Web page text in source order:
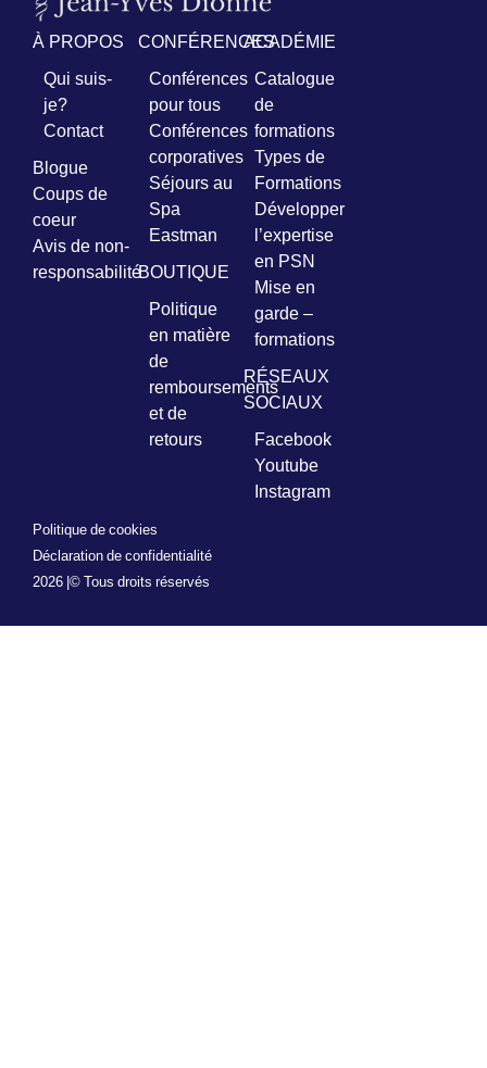
À PROPOS
Qui suis-
je?
Contact
Blogue
Coups de
coeur
Avis de non-
responsabilité
CONFÉRENCES
Conférences
pour tous
Conférences
corporatives
Séjours au
Spa
Eastman
BOUTIQUE
Politique
en matière
de
remboursements
et de
retours
ACADÉMIE
Catalogue
de
formations
Types de
Formations
Développer
l’expertise
en PSN
Mise en
garde –
formations
RÉSEAUX
SOCIAUX
Facebook
Youtube
Instagram
2026 |© Tous droits réservés
Politique de cookies
Déclaration de confidentialité